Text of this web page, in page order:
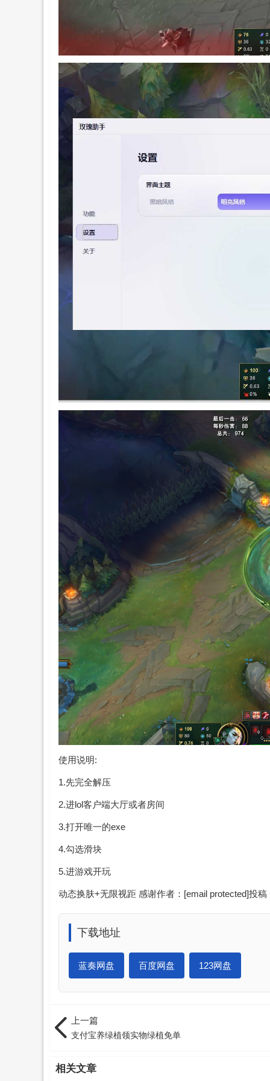
使用说明:
1.先完全解压
2.进lol客户端大厅或者房间
3.打开唯一的exe
4.勾选滑块
5.进游戏开玩
动态换肤+无限视距 感谢作者： [email protected]投稿
下载地址
蓝奏网盘 百度网盘 123网盘
上一篇
支付宝养绿植领实物绿植免单
相关文章